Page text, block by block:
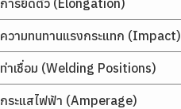
การยืดตัว (Elongation)
ความทนทานแรงกระแทก (Impact)
ท่าเชื่อม (Welding Positions)
กระแสไฟฟ้า (Amperage)